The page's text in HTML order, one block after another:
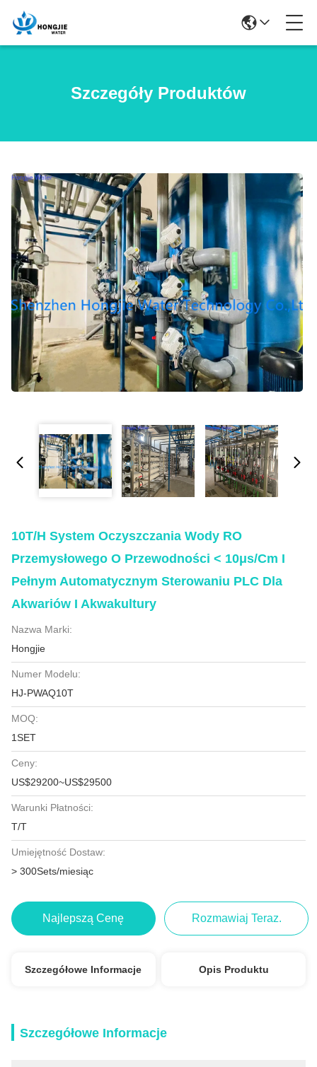
Szczegóły Produktów
10T/H System Oczyszczania Wody RO
Przemysłowego O Przewodności < 10μs/cm I
Pełnym Automatycznym Sterowaniu PLC Dla
Akwariów I Akwakultury
Nazwa Marki:
Hongjie
Numer Modelu:
HJ-PWAQ10T
MOQ:
1SET
Ceny:
US$29200~US$29500
Warunki Płatności:
T/T
Umiejętność Dostaw:
> 300Sets/miesiąc
Najlepszą Cenę Rozmawiaj Teraz.
Szczegółowe Informacje Opis Produktu
Szczegółowe Informacje